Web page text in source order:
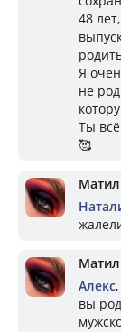
48
Я
не
Ты
🥰
Алекс
вы